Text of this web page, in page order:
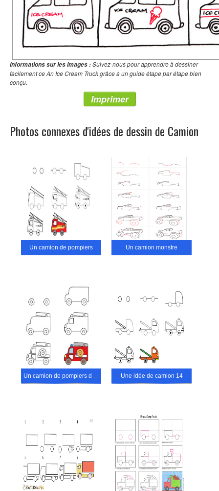
Informations sur les images :Suivez-nous pour apprendre à dessiner
facilement ce An Ice Cream Truck grâce à un guide étape par étape bien
conçu.
Imprimer
Photos connexes d'idées de dessin de Camion
Un camion de pompiers Un camion monstre
Un camion de pompiers de dessin animé Une idée de camion 14